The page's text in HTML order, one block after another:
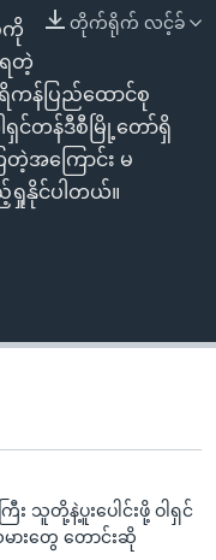
တိုက်ရိုက် လင့်ခ်
ကို
ရတဲ့
ကန်ပြည်ထောင်စု
ရှင်တန်ဒီစီမြို့တော်ရှိ
အကြောင်း မ
ရှုနိုင်ပါတယ်။
း သူတို့နဲ့ပူးပေါင်းဖို့ ဝါရှင်
ားတွေ တောင်းဆို